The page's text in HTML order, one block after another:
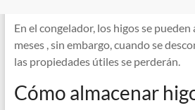
En el congelador, los higos se
meses , sin embargo, cuando se
las propiedades útiles se perderán.
Cómo almacenar